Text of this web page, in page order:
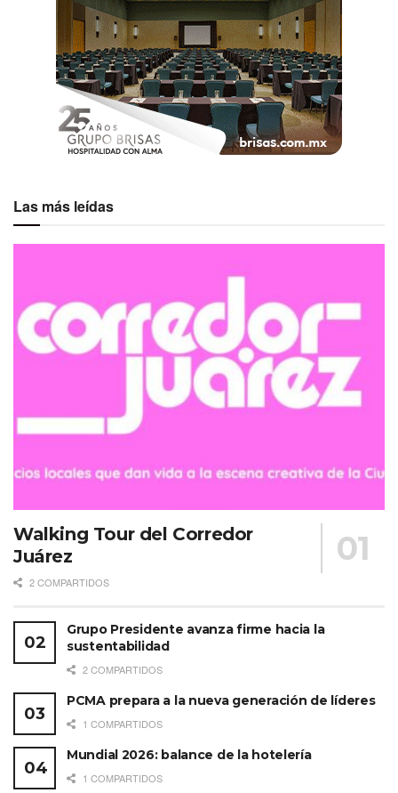
Las más leídas
Walking Tour del Corredor
Juárez
2 COMPARTIDOS
Grupo Presidente avanza firme hacia la
sustentabilidad
2 COMPARTIDOS
PCMA prepara a la nueva generación de líderes
1 COMPARTIDOS
Mundial 2026: balance de la hotelería
1 COMPARTIDOS